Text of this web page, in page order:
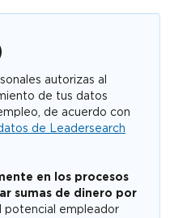
autorizas al
de tus datos
de acuerdo con
de Leadersearch
en los procesos
sumas de dinero por
potencial empleador